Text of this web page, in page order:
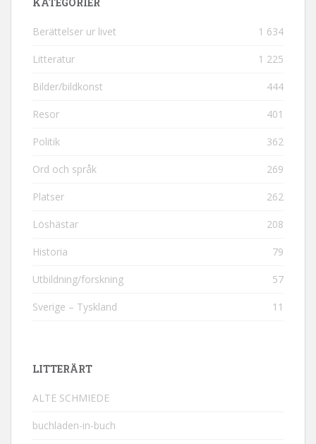
Berättelser ur livet 1 634
Litteratur 1 225
Bilder/bildkonst 444
Resor 401
Politik 362
Ord och språk 269
Platser 262
Löshästar 208
Historia 79
Utbildning/forskning 57
Sverige – Tyskland 11
LITTERÄRT
ALTE SCHMIEDE
buchladen-in-buch